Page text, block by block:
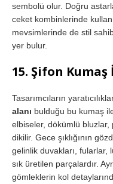
sembolü olur. Doğru
ceket kombinlerinde
mevsimlerinde de stil
yer bulur.
15. Şifon
Tasarımcıların
alanı bulduğu bu kumaş
elbiseler, dökümlü
dikilir. Gece şıklığının
gelinlik duvakları, fularlar,
sık üretilen parçalardır.
gömleklerin kol